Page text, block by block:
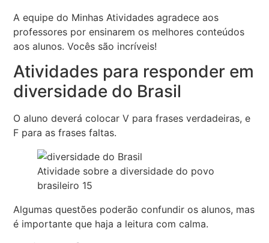
A equipe do Minhas Atividades agradece aos
professores por ensinarem os melhores conteúdos
aos alunos. Vocês são incríveis!
Atividades para responder em
diversidade do Brasil
O aluno deverá colocar V para frases verdadeiras, e
F para as frases faltas.
Atividade sobre a diversidade do povo
brasileiro 15
Algumas questões poderão confundir os alunos, mas
é importante que haja a leitura com calma.